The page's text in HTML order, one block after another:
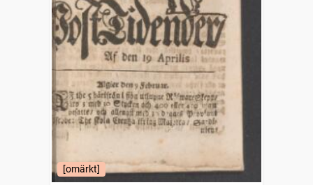
[omärkt]